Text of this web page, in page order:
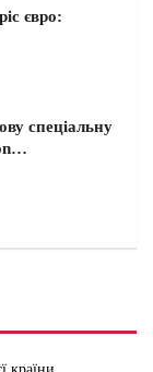
євро:
спеціальну